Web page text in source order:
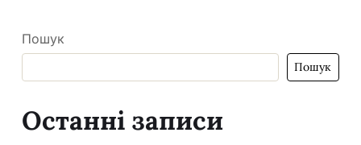
Пошук
Пошук
Останні записи